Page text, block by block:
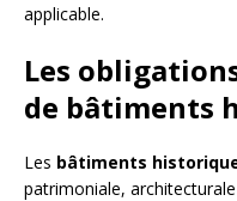
applicable.
Les
de bâtiments
Les bâtiments
patrimoniale,